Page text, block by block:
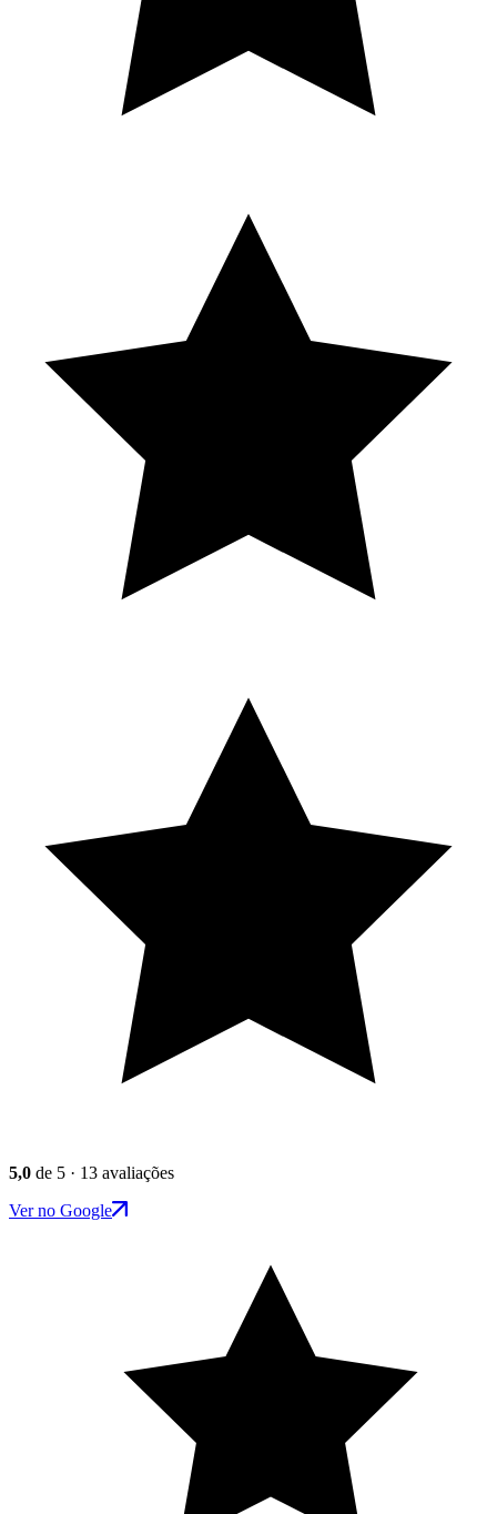
5,0 de 5 · 13 avaliações
Ver no Google